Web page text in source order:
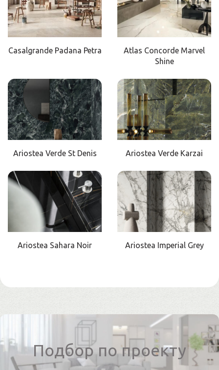
Casalgrande Padana Petra
Atlas Concorde Marvel
Shine
Ariostea Verde St Denis Ariostea Verde Karzai
Ariostea Sahara Noir Ariostea Imperial Grey
Подбор по проекту